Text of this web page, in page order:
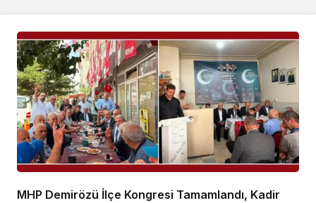
MHP Demirözü İlçe Kongresi Tamamlandı, Kadir